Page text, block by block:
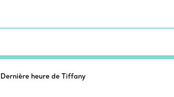
Dernière heure de Tiffany